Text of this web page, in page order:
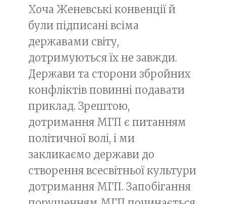
Хоча Женевські конвенції й
були підписані всіма
державами світу,
дотримуються їх не завжди.
Держави та сторони збройних
конфліктів повинні подавати
приклад. Зрештою,
дотримання МГП є питанням
політичної волі, і ми
закликаємо держави до
створення всесвітньої культури
дотримання МГП. Запобігання